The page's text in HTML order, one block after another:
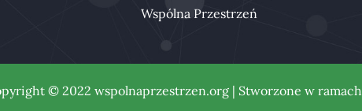
Wspólna Przestrzeń
© 2022 wspolnaprzestrzen.org | Stworzone w ramach